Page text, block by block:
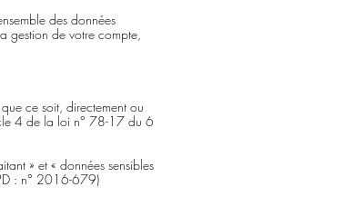
des données
gestion de votre compte,
ce soit, directement ou
4 de la loi n° 78-17 du 6
» et « données sensibles
: n° 2016-679)